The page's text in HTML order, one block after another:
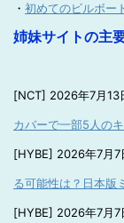
・ 初めてのビルボー
姉妹サイトの主
[NCT] 2026年7月
カバーで一部5人の
[HYBE] 2026年7月
る可能性は？日本版
[HYBE] 2026年7月